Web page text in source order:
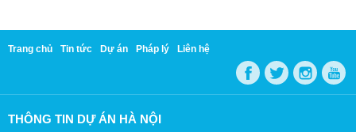
Trang chủ Tin tức Dự án Pháp lý Liên hệ
THÔNG TIN DỰ ÁN HÀ NỘI